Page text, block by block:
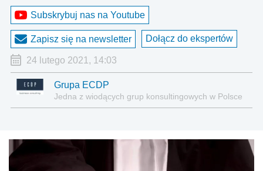
Subskrybuj nas na Youtube
Zapisz się na newsletter Dołącz do ekspertów
24 lutego 2021, 14:03
Grupa ECDP
Jedna z wiodących grup konsultingowych w Polsce